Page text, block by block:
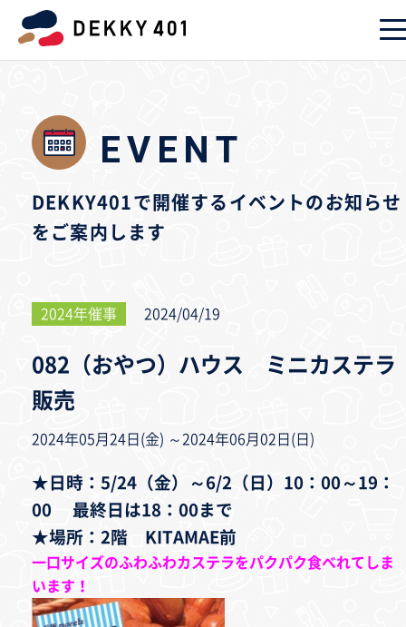
EVENT
DEKKY401で開催するイベントのお知らせ
をご案内します
2024年催事 2024/04/19
082（おやつ）ハウス ミニカステラ
販売
2024年05月24日(金) ～2024年06月02日(日)
★日時：5/24（金）～6/2（日） 10 ： 00～19 ：
00 最終日は18：00まで
★場所：2階 KITAMAE前
一口サイズのふわふわカステラをパクパク食べれてしま
います！